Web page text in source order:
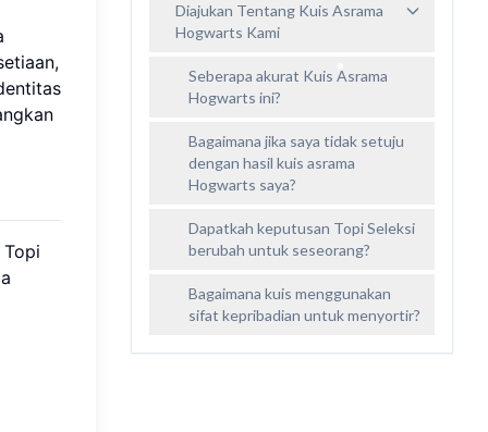
Diajukan Tentang Kuis Asrama
Hogwarts Kami
Seberapa akurat Kuis Asrama
Hogwarts ini?
Bagaimana jika saya tidak setuju
dengan hasil kuis asrama
Hogwarts saya?
Dapatkah keputusan Topi Seleksi
berubah untuk seseorang?
Bagaimana kuis menggunakan
sifat kepribadian untuk menyortir?